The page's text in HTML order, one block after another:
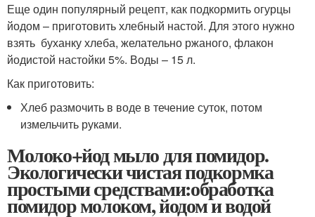
Еще один популярный рецепт, как подкормить огурцы
йодом – приготовить хлебный настой. Для этого нужно
взять буханку хлеба, желательно ржаного, флакон
йодистой настойки 5%. Воды – 15 л.
Как приготовить:
Хлеб размочить в воде в течение суток, потом
измельчить руками.
Молоко+йод мыло для помидор.
Экологически чистая подкормка
простыми средствами:обработка
помидор молоком, йодом и водой